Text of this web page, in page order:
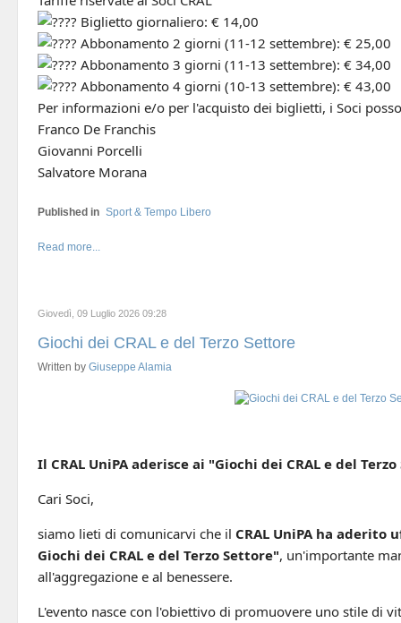
Biglietto giornaliero: € 14,00
Abbonamento 2 giorni (11-12 settembre): € 25,00
Abbonamento 3 giorni (11-13 settembre): € 34,00
Abbonamento 4 giorni (10-13 settembre): € 43,00
Per informazioni e/o per l'acquisto dei biglietti, i Soci
Franco De Franchis
Giovanni Porcelli
Salvatore Morana
Published in Sport & Tempo Libero
Read more...
Giovedì, 09 Luglio 2026 09:28
Giochi dei CRAL e del Terzo Settore
Written by Giuseppe Alamia
Il CRAL UniPA aderisce ai "Giochi dei CRAL e del
Cari Soci,
siamo lieti di comunicarvi che il CRAL UniPA ha
Giochi dei CRAL e del Terzo Settore", un'importante
all'aggregazione e al benessere.
L'evento nasce con l'obiettivo di promuovere uno stile di